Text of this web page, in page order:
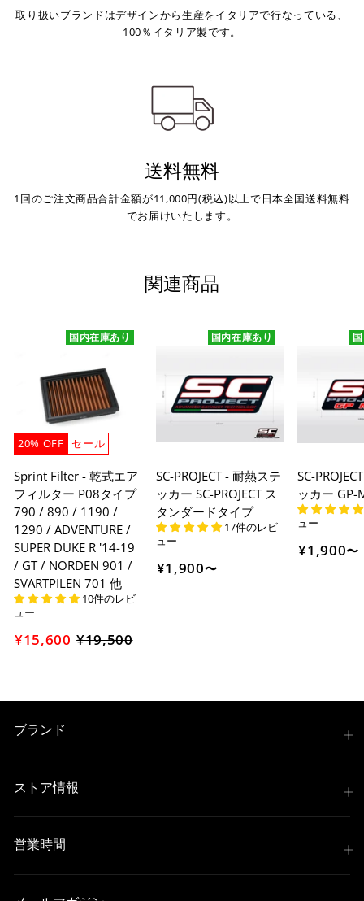
取り扱いブランドはデザインから生産をイタリアで行なっている、
100％イタリア製です。
送料無料
1回のご注文商品合計金額が11,000円(税込)以上で日本全国送料無料
でお届けいたします。
関連商品
20% OFF セール
国内在庫あり
Sprint Filter - 乾式エア
フィルター P08タイプ
790 / 890 / 1190 /
1290 / ADVENTURE /
SUPER DUKE R '14-19
/ GT / NORDEN 901 /
SVARTPILEN 701 他
10件のレビ
ュー
¥15,600 ¥19,500セ
価
国内在庫あり
SC-PROJECT - 耐熱ステ
ッカー SC-PROJECT ス
タンダードタイプ
17件のレビ
ュー
¥1,900〜
SC-
ッカー GP-
ュー
¥1,900〜
ブランド
ストア情報
営業時間